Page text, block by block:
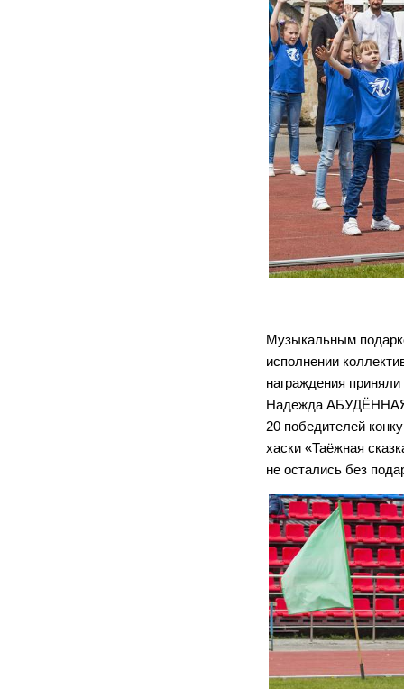
Музыкальным
исполнении
награждения
Надежда АБУДЁННАЯ.
20 победителей
хаски «Таёжная
не остались без